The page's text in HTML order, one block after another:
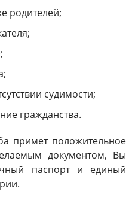
родителей;
судимости;
гражданства.
примет положительное
документом, Вы
паспорт и единый